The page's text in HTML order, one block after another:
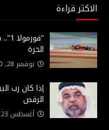
الاكثر قراءة
الحرة
نوفمبر 28, 2020
إذا كان رب
الرقص
أغسطس 23, 2021